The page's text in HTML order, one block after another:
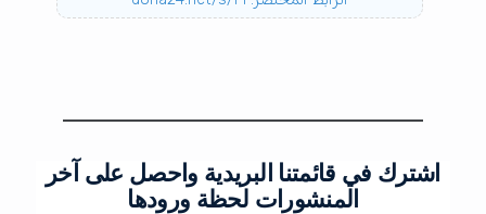
اشترك في قائمتنا البريدية واحصل على آخر
المنشورات لحظة ورودها